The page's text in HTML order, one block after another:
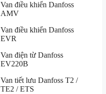
Van điều khiển Danfoss
AMV
Van điều khiển Danfoss
EVR
Van điện từ Danfoss
EV220B
Van tiết lưu Danfoss T2 /
TE2 / ETS